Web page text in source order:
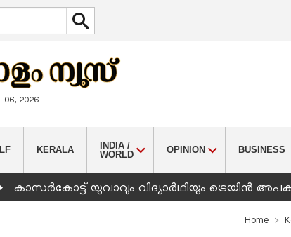
2026
KERALA
INDIA /
WORLD
OPINION BUSINESS
കാസർകോട്ട് യുവാവും വിദ്യാർഥിയും ട്രെയിൻ
Home